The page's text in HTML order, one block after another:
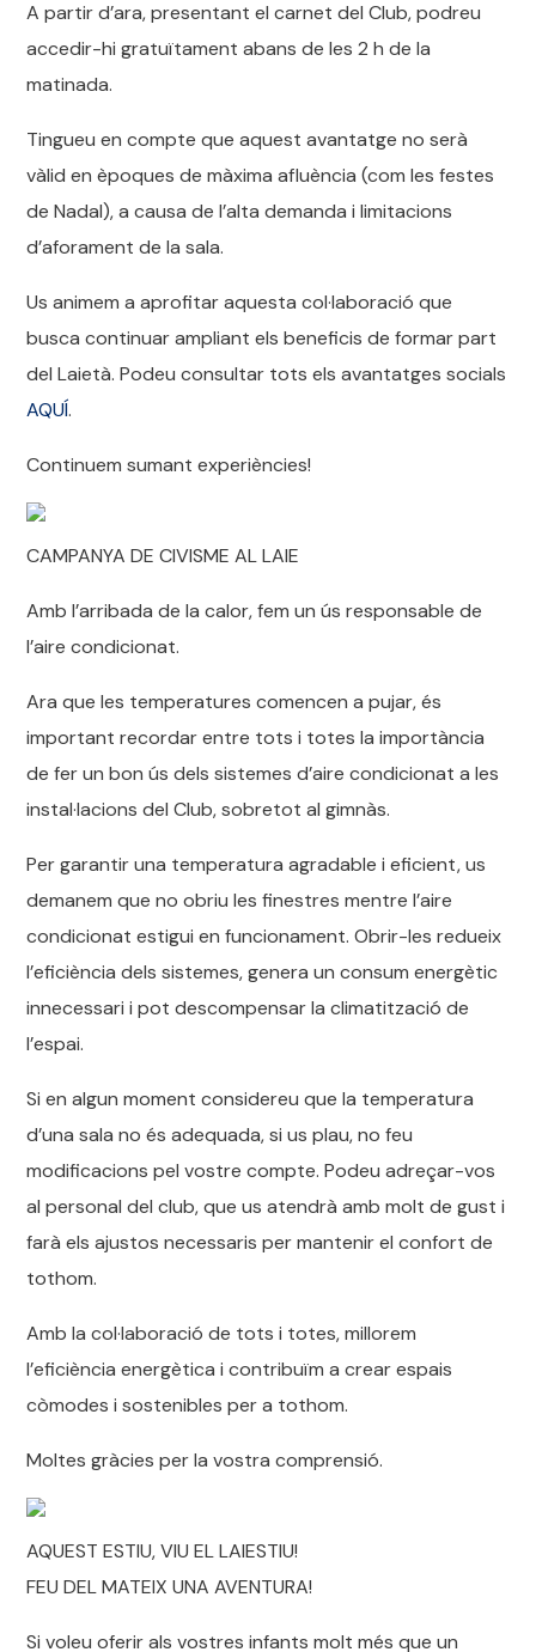
A partir d’ara, presentant el carnet del Club, podreu
accedir-hi gratuïtament abans de les 2 h de la
matinada.
Tingueu en compte que aquest avantatge no serà
vàlid en èpoques de màxima afluència (com les festes
de Nadal), a causa de l’alta demanda i limitacions
d’aforament de la sala.
Us animem a aprofitar aquesta col·laboració que
busca continuar ampliant els beneficis de formar part
del Laietà. Podeu consultar tots els avantatges socials
AQUÍ.
Continuem sumant experiències!
CAMPANYA DE CIVISME AL LAIE
Amb l’arribada de la calor, fem un ús responsable de
l’aire condicionat.
Ara que les temperatures comencen a pujar, és
important recordar entre tots i totes la importància
de fer un bon ús dels sistemes d’aire condicionat a les
instal·lacions del Club, sobretot al gimnàs.
Per garantir una temperatura agradable i eficient, us
demanem que no obriu les finestres mentre l’aire
condicionat estigui en funcionament. Obrir-les redueix
l’eficiència dels sistemes, genera un consum energètic
innecessari i pot descompensar la climatització de
l’espai.
Si en algun moment considereu que la temperatura
d’una sala no és adequada, si us plau, no feu
modificacions pel vostre compte. Podeu adreçar-vos
al personal del club, que us atendrà amb molt de gust i
farà els ajustos necessaris per mantenir el confort de
tothom.
Amb la col·laboració de tots i totes, millorem
l’eficiència energètica i contribuïm a crear espais
còmodes i sostenibles per a tothom.
Moltes gràcies per la vostra comprensió.
AQUEST ESTIU, VIU EL LAIESTIU!
FEU DEL MATEIX UNA AVENTURA!
Si voleu oferir als vostres infants molt més que un